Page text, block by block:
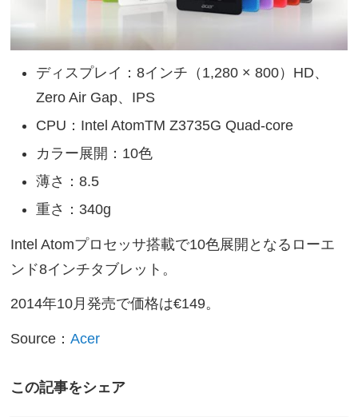
ディスプレイ：8インチ（1,280 × 800）HD、
Zero Air Gap、IPS
CPU：Intel AtomTM Z3735G Quad-core
カラー展開：10色
薄さ：8.5
重さ：340g
Intel Atomプロセッサ搭載で10色展開となるローエ
ンド8インチタブレット。
2014年10月発売で価格は€149。
Source：Acer
この記事をシェア